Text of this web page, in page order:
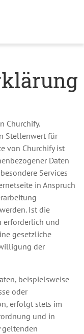
Churchify.
Stellenwert für
von Churchify ist
Daten
Services
in Anspruch
Ist die
erforderlich und
gesetzliche
der
beispielsweise
oder
erfolgt stets im
und in
geltenden